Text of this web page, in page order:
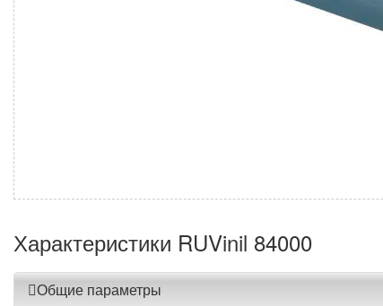
Характеристики RUVinil 84000
Общие параметры